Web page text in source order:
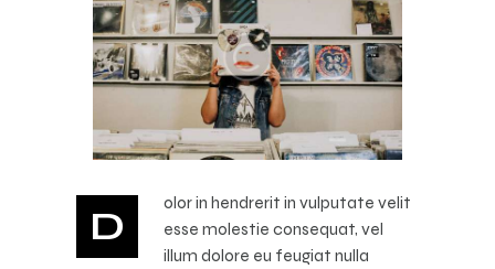
D
olor in hendrerit in vulputate velit
esse molestie consequat, vel
illum dolore eu feugiat nulla